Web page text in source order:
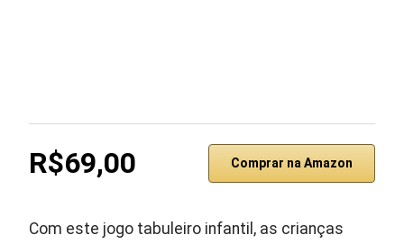
R$69,00 Comprar na Amazon
Com este jogo tabuleiro infantil, as crianças